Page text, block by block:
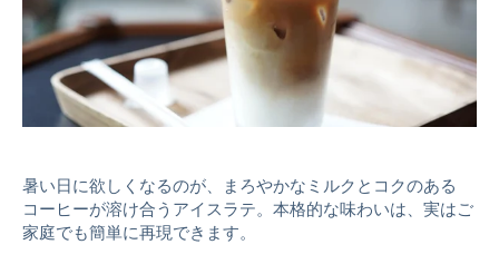
Gift
暑い日に欲しくなるのが、まろやかなミルクとコクのある
コーヒーが溶け合うアイスラテ。本格的な味わいは、実はご
家庭でも簡単に再現できます。